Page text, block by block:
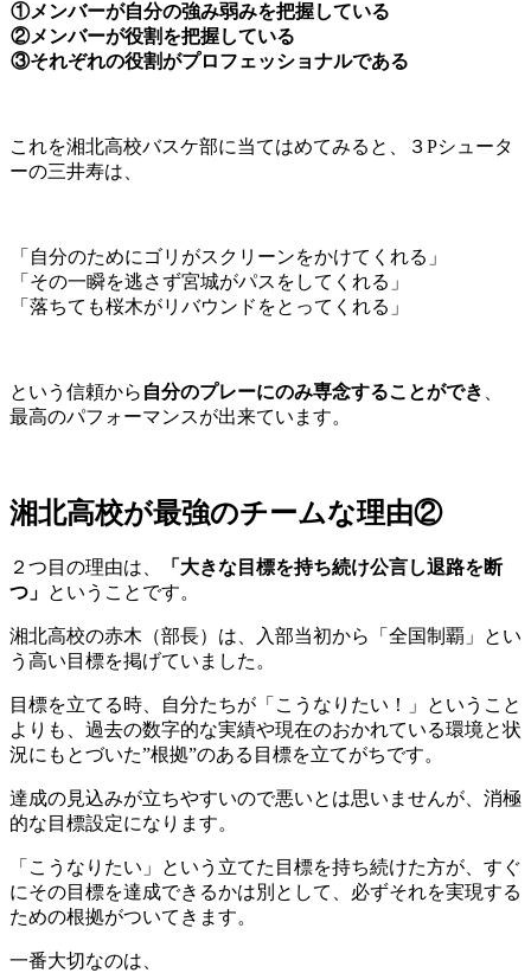
①メンバーが自分の強み弱みを把握している
②メンバーが役割を把握している
③それぞれの役割がプロフェッショナルである
これを湘北高校バスケ部に当てはめてみると、３Pシュータ
ーの三井寿は、
「自分のためにゴリがスクリーンをかけてくれる」
「その一瞬を逃さず宮城がパスをしてくれる」
「落ちても桜木がリバウンドをとってくれる」
という信頼から 自分のプレーにのみ専念することができ 、
最高のパフォーマンスが出来ています。
湘北高校が最強のチームな理由②
２つ目の理由は、
「大きな目標を持ち続け公言し退路を断
つ」 ということです。
湘北高校の赤木（部長）は、入部当初から「全国制覇」とい
う高い目標を掲げていました。
目標を立てる時、自分たちが「こうなりたい！」ということ
よりも、過去の数字的な実績や現在のおかれている環境と状
況にもとづいた”根拠”のある目標を立てがちです。
達成の見込みが立ちやすいので悪いとは思いませんが、消極
的な目標設定になります。
「こうなりたい」という立てた目標を持ち続けた方が、すぐ
にその目標を達成できるかは別として、必ずそれを実現する
ための根拠がついてきます。
一番大切なのは、